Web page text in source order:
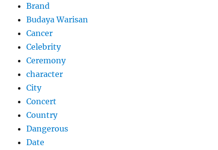
Brand
Budaya Warisan
Cancer
Celebrity
Ceremony
character
City
Concert
Country
Dangerous
Date